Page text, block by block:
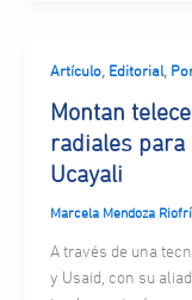
Artículo, Editorial,
Montan
radiales para
Ucayali
Marcela Mendoza
A través de una
y Usaid, con su